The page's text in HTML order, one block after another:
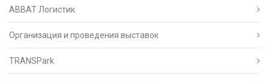
ABBAT Логистик
Организация и проведения выставок
TRANSPark